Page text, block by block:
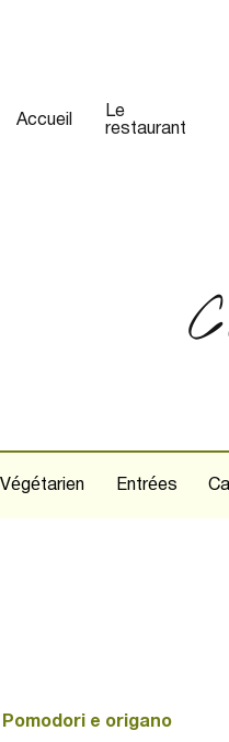
Accueil
Le
restaurant
Végétarien Entrées
Pomodori e origano